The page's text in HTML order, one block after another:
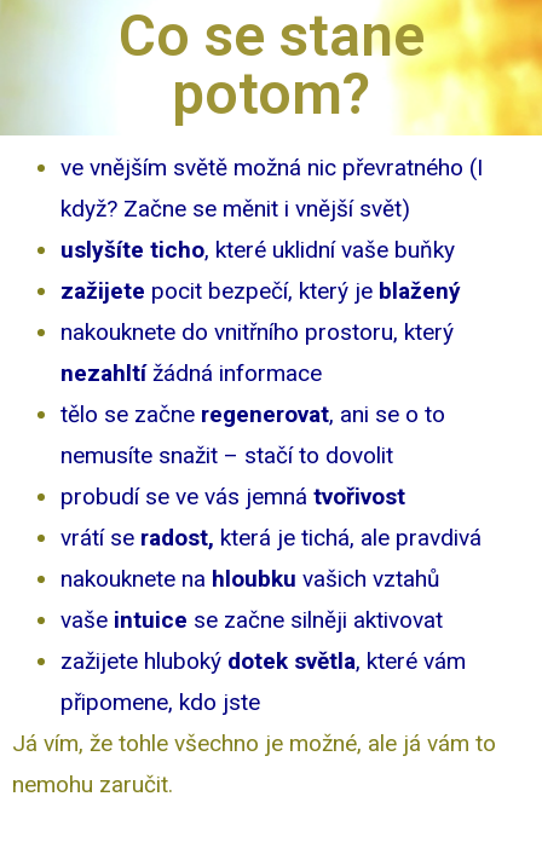
Co se stane
potom?
ve vnějším světě možná nic převratného (I
když? Začne se měnit i vnější svět)
uslyšíte ticho, které uklidní vaše buňky
zažijete pocit bezpečí, který je blažený
nakouknete do vnitřního prostoru, který
nezahltížádná informace
tělo se začne regenerovat, ani se o to
nemusíte snažit – stačí to dovolit
probudí se ve vás jemná tvořivost
vrátí se radost, která je tichá, ale pravdivá
nakouknete na hloubku vašich vztahů
vaše intuice se začne silněji aktivovat
zažijete hluboký dotek světla, které vám
připomene, kdo jste
Já vím, že tohle všechno je možné, ale já vám to
nemohu zaručit.